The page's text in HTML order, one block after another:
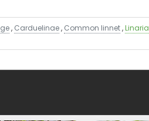
, Carduelinae, Common linnet,Linaria